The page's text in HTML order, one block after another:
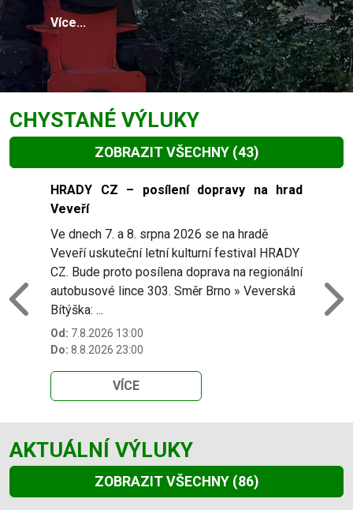
Více...
CHYSTANÉ VÝLUKY
ZOBRAZIT VŠECHNY (43)
Slide 1 of 43
HRADY CZ – posílení dopravy na hrad
Veveří
Ve dnech 7. a 8. srpna 2026 se na hradě
Veveří uskuteční letní kulturní festival HRADY
CZ. Bude proto posílena doprava na regionální
autobusové lince 303. Směr Brno » Veverská
Bítýška: ...
Od: 7.8.2026 13:00
Do: 8.8.2026 23:00
VÍCE
Previous
AKTUÁLNÍ VÝLUKY
ZOBRAZIT VŠECHNY (86)